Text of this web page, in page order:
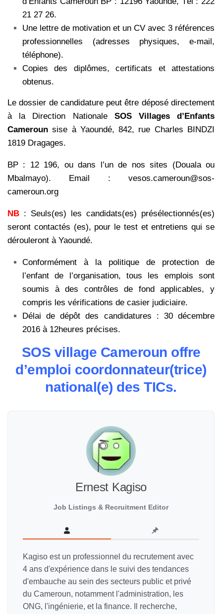
21 27 26.
Une lettre de motivation et un CV avec 3 références
professionnelles (adresses physiques, e-mail,
téléphone).
Copies des diplômes, certificats et attestations
obtenus.
Le dossier de candidature peut être déposé directement
à la Direction Nationale SOS Villages d’Enfants
Cameroun sise à Yaoundé, 842, rue Charles BINDZI
1819 Dragages.
BP : 12 196, ou dans l’un de nos sites (Douala ou
Mbalmayo). Email : vesos.cameroun@sos-
cameroun.org
NB : Seuls(es) les candidats(es) présélectionnés(es)
seront contactés (es), pour le test et entretiens qui se
dérouleront à Yaoundé.
Conformément à la politique de protection de
l’enfant de l’organisation, tous les emplois sont
soumis à des contrôles de fond applicables, y
compris les vérifications de casier judiciaire.
Délai de dépôt des candidatures : 30 décembre
2016 à 12heures précises.
SOS village Cameroun offre
d’emploi coordonnateur(trice)
national(e) des TICs.
Ernest Kagiso
Job Listings & Recruitment Editor
Kagiso est un professionnel du recrutement avec
4 ans d'expérience dans le suivi des tendances
d'embauche au sein des secteurs public et privé
du Cameroun, notamment l'administration, les
ONG, l'ingénierie, et la finance. Il recherche,